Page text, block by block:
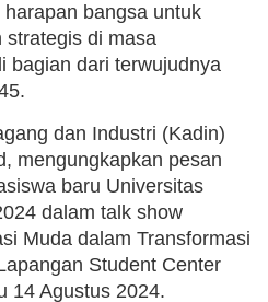
bangsa untuk
strategis di masa
bagian dari terwujudnya
dan Industri (Kadin)
mengungkapkan pesan
baru Universitas
dalam talk show
Muda dalam Transformasi
Student Center
14 Agustus 2024.